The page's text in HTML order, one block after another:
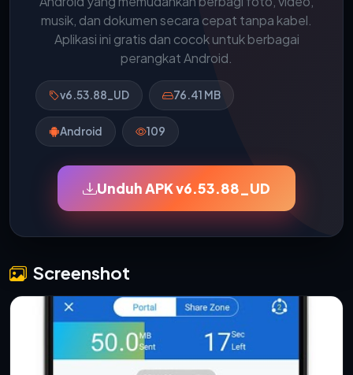
musik, dan dokumen secara cepat tanpa kabel.
Aplikasi ini gratis dan cocok untuk berbagai
perangkat Android.
v6.53.88_UD 76.41 MB
Android 109
Unduh APK v6.53.88_UD
Screenshot